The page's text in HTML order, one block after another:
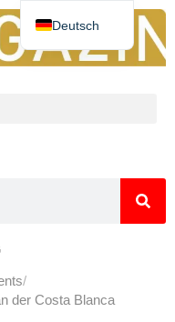
der Costa Blanca
Deutsch
Español